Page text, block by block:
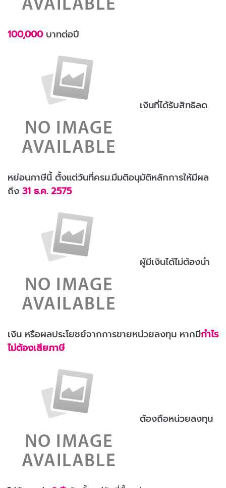
100,000 บาทต่อปี
เงินที่ได้รับสิทธิลด
หย่อนภาษีนี้ ตั้งแต่วันที่ครม.มีมติอนุมัติหลักการให้มีผล
ถึง 31 ธ.ค. 2575
ผู้มีเงินได้ไม่ต้องนำ
เงิน หรือผลประโยชย์จากการขายหน่วยลงทุน หากมีกำไร
ไม่ต้องเสียภาษี
ต้องถือหน่วยลงทุน